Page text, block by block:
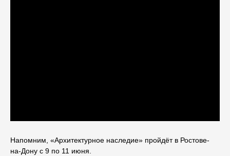
Напомним, «Архитектурное наследие» пройдёт в Ростове-
на-Дону с 9 по 11 июня.